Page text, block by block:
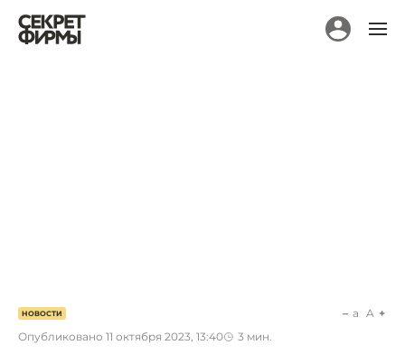
НОВОСТИ
Опубликовано 11 октября 2023, 13:40 3 мин.
a A